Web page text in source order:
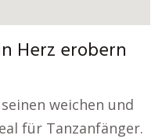
Herz erobern
weichen und
für Tanzanfänger.